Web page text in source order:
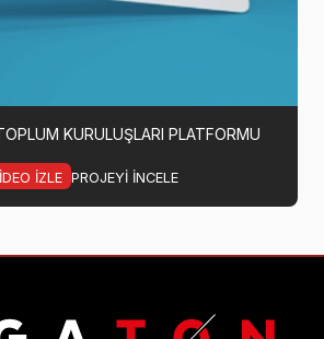
KURULUŞLARI PLATFORMU
IZLE PROJEYI INCELE